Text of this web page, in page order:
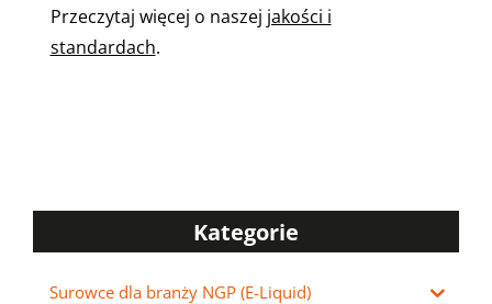
Przeczytaj więcej o naszej jakości i
standardach.
Kategorie
Surowce dla branży NGP (E-Liquid)